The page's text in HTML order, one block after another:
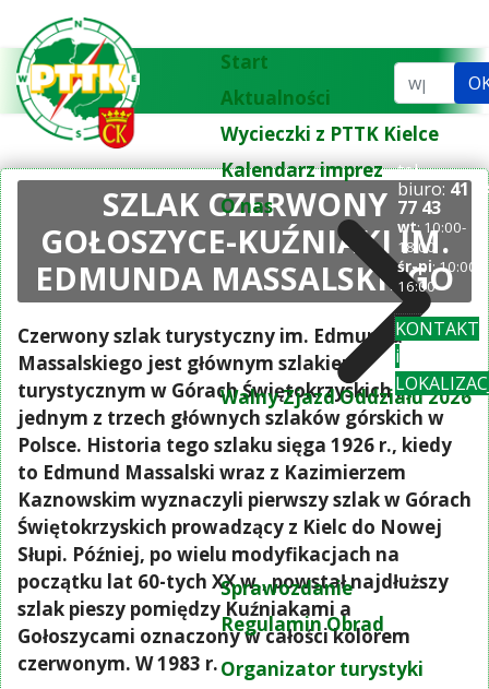
Start
Aktualności
Wycieczki z PTTK Kielce
Kalendarz imprez
O nas
Walny Zjazd Oddziału 2026
Sprawozdanie
Regulamin Obrad
Organizator turystyki
Szukaj...
tel.
biuro: 41
77 43
wt: 10:00-
18:00
śr-pi: 10:00-
16:00
KONTAKT
i
SZLAK CZERWONY
GOŁOSZYCE-KUŹNIAKI IM.
EDMUNDA MASSALSKIEGO
Czerwony szlak turystyczny im. Edmunda
Massalskiego jest głównym szlakiem
turystycznym w Górach Świętokrzyskich i
jednym z trzech głównych szlaków górskich w
Polsce. Historia tego szlaku sięga 1926 r., kiedy
to Edmund Massalski wraz z Kazimierzem
Kaznowskim wyznaczyli pierwszy szlak w Górach
Świętokrzyskich prowadzący z Kielc do Nowej
Słupi. Później, po wielu modyfikacjach na
początku lat 60-tych XX w., powstał najdłuższy
szlak pieszy pomiędzy Kuźniakami a
Gołoszycami oznaczony w całości kolorem
czerwonym. W 1983 r.